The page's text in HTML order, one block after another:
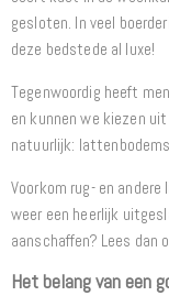
gesloten. In veel
deze bedstede al luxe!
Tegenwoordig heeft
en kunnen we kiezen
natuurlijk:
Voorkom rug- en
weer een heerlijk
aanschaffen? Lees dan
Het belang van een